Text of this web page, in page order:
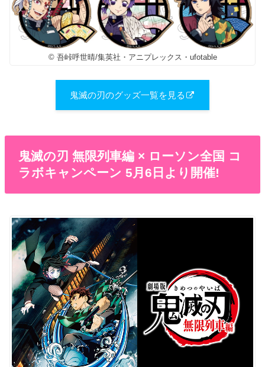
© 吾峠呼世晴/集英社・アニプレックス・ufotable
鬼滅の刃のグッズ一覧を見る
鬼滅の刃 無限列車編 × ローソン全国 コ
ラボキャンペーン 5月6日より開催!